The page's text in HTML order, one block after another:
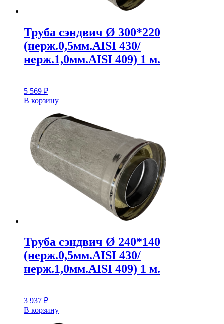
Труба сэндвич Ø 300*220
(нерж.0,5мм.AISI 430/
нерж.1,0мм.AISI 409) 1 м.
5 569 ₽
В корзину
Труба сэндвич Ø 240*140
(нерж.0,5мм.AISI 430/
нерж.1,0мм.AISI 409) 1 м.
3 937 ₽
В корзину